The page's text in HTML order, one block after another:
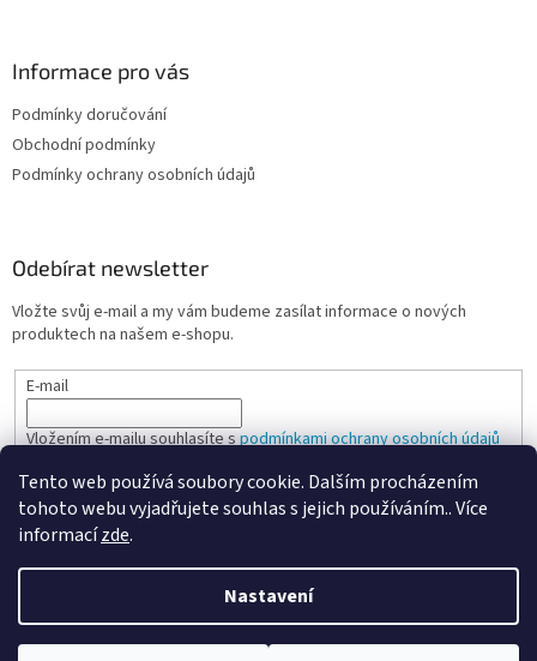
Tento web používá soubory cookie. Dalším procházením
tohoto webu vyjadřujete souhlas s jejich používáním.. Více
informacízde.
Nastavení
Informace pro vás
Podmínky doručování
Obchodní podmínky
Podmínky ochrany osobních údajů
Odebírat newsletter
Vložte svůj e-mail a my vám budeme zasílat informace o nových
produktech na našem e-shopu.
E-mail
Vložením e-mailu souhlasíte spodmínkami ochrany osobních údajů
PŘIHLÁSIT SE
Vytvořil Shoptet